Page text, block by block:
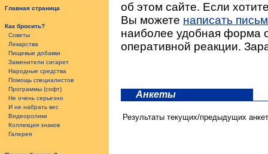
Главная страница
Как бросить?
Советы
Лекарства
Пищевые добавки
Заменители сигарет
Народные средства
Помощь специалистов
Программы (софт)
Не очень серьезно
И не набрать вес
Видеоролики
Коллекция знаков
Галерея
об этом сайте. Если
Вы можете написать
наиболее удобная форма
оперативной реакции.
Анкеты
Результаты текущих/предыдущих